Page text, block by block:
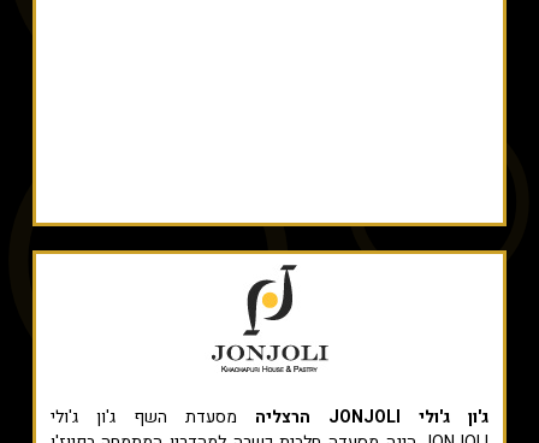
ג'ון ג'ולי JONJOLI הרצליה
מסעדת השף ג'ון ג'ולי